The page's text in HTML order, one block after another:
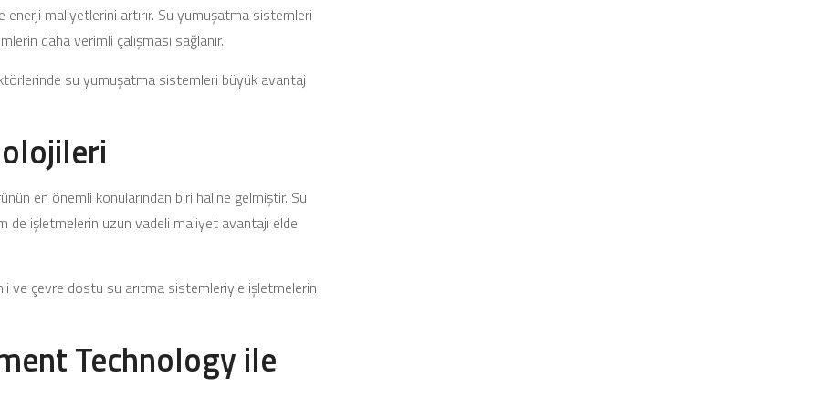
maliyetlerini artırır. Su yumuşatma sistemleri
daha verimli çalışması sağlanır.
su yumuşatma sistemleri büyük avantaj
en önemli konularından biri haline gelmiştir. Su
de işletmelerin uzun vadeli maliyet avantajı elde
ve çevre dostu su arıtma sistemleriyle işletmelerin
Technology ile